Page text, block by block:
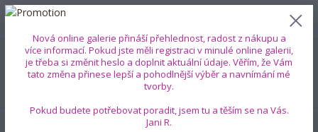
Menu
+420 739 353 708 0 ks
0 Kč
Nová online galerie přináší přehlednost, radost z nákupu a
více informací. Pokud jste měli registraci v minulé online galerii,
je třeba si změnit heslo a doplnit aktuální údaje. Věřím, že Vám
tato změna přinese lepší a pohodlnější výběr a navnímání mé
tvorby.
Pokud budete potřebovat poradit, jsem tu a těším se na Vás.
Jani R.